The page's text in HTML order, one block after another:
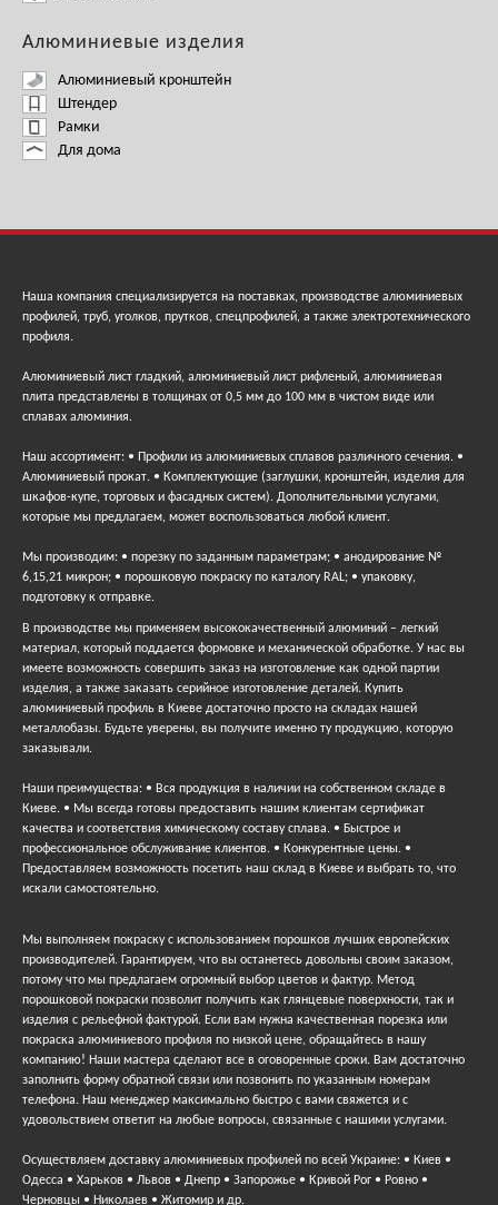
Алюминиевые изделия
Алюминиевый кронштейн
Штендер
Рамки
Для дома
Наша компания специализируется на поставках, производстве алюминиевых
профилей, труб, уголков, прутков, спецпрофилей, а также электротехнического
профиля.
Алюминиевый лист гладкий, алюминиевый лист рифленый, алюминиевая
плита представлены в толщинах от 0,5 мм до 100 мм в чистом виде или
сплавах алюминия.
Наш ассортимент: • Профили из алюминиевых сплавов различного сечения. •
Алюминиевый прокат. • Комплектующие (заглушки, кронштейн, изделия для
шкафов-купе, торговых и фасадных систем). Дополнительными услугами,
которые мы предлагаем, может воспользоваться любой клиент.
Мы производим: • порезку по заданным параметрам; • анодирование №
6,15,21 микрон; • порошковую покраску по каталогу RAL; • упаковку,
подготовку к отправке.
В производстве мы применяем высококачественный алюминий – легкий
материал, который поддается формовке и механической обработке. У нас вы
имеете возможность совершить заказ на изготовление как одной партии
изделия, а также заказать серийное изготовление деталей. Купить
алюминиевый профиль в Киеве достаточно просто на складах нашей
металлобазы. Будьте уверены, вы получите именно ту продукцию, которую
заказывали.
Наши преимущества: • Вся продукция в наличии на собственном складе в
Киеве. • Мы всегда готовы предоставить нашим клиентам сертификат
качества и соответствия химическому составу сплава. • Быстрое и
профессиональное обслуживание клиентов. • Конкурентные цены. •
Предоставляем возможность посетить наш склад в Киеве и выбрать то, что
искали самостоятельно.
Мы выполняем покраску с использованием порошков лучших европейских
производителей. Гарантируем, что вы останетесь довольны своим заказом,
потому что мы предлагаем огромный выбор цветов и фактур. Метод
порошковой покраски позволит получить как глянцевые поверхности, так и
изделия с рельефной фактурой. Если вам нужна качественная порезка или
покраска алюминиевого профиля по низкой цене, обращайтесь в нашу
компанию! Наши мастера сделают все в оговоренные сроки. Вам достаточно
заполнить форму обратной связи или позвонить по указанным номерам
телефона. Наш менеджер максимально быстро с вами свяжется и с
удовольствием ответит на любые вопросы, связанные с нашими услугами.
Осуществляем доставку алюминиевых профилей по всей Украине: • Киев •
Одесса • Харьков • Львов • Днепр • Запорожье • Кривой Рог • Ровно •
Черновцы • Николаев • Житомир и др.